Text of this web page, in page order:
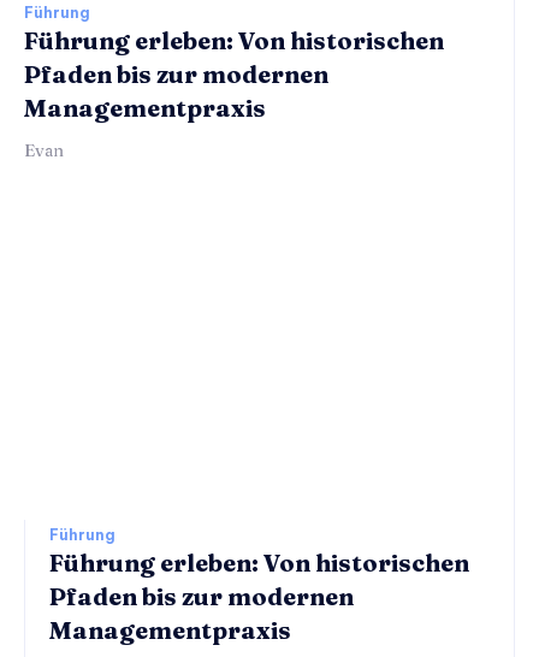
Führung
Führung erleben: Von historischen
Pfaden bis zur modernen
Managementpraxis
Evan
Führung
Führung erleben: Von historischen
Pfaden bis zur modernen
Managementpraxis